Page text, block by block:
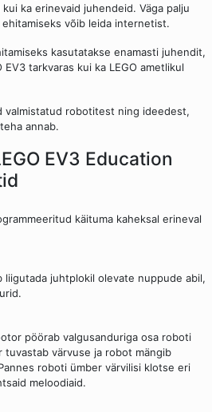
ka erinevaid juhendeid. Väga palju
võib leida internetist.
kasutatakse enamasti juhendit,
EV3 tarkvaras kui ka LEGO ametlikul
val­mis­ta­tud ro­botitest ning ideedest,
annab.
EV3 Education
käituma kaheksal erineval
liigutada juhtplokil olevate nuppude abil,
pöörab valgusanduriga osa roboti
tuvastab värvuse ja robot mängib
roboti ümber värvilisi klotse eri
meloodiaid.